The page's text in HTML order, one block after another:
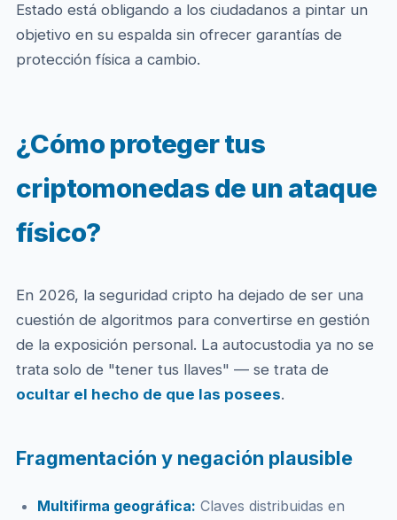
Estado está obligando a los ciudadanos a pintar un
objetivo en su espalda sin ofrecer garantías de
protección física a cambio.
¿Cómo proteger tus
criptomonedas de un ataque
físico?
En 2026, la seguridad cripto ha dejado de ser una
cuestión de algoritmos para convertirse en gestión
de la exposición personal. La autocustodia ya no se
trata solo de "tener tus llaves" — se trata de
ocultar el hecho de que las posees.
Fragmentación y negación plausible
Multifirma geográfica: Claves distribuidas en